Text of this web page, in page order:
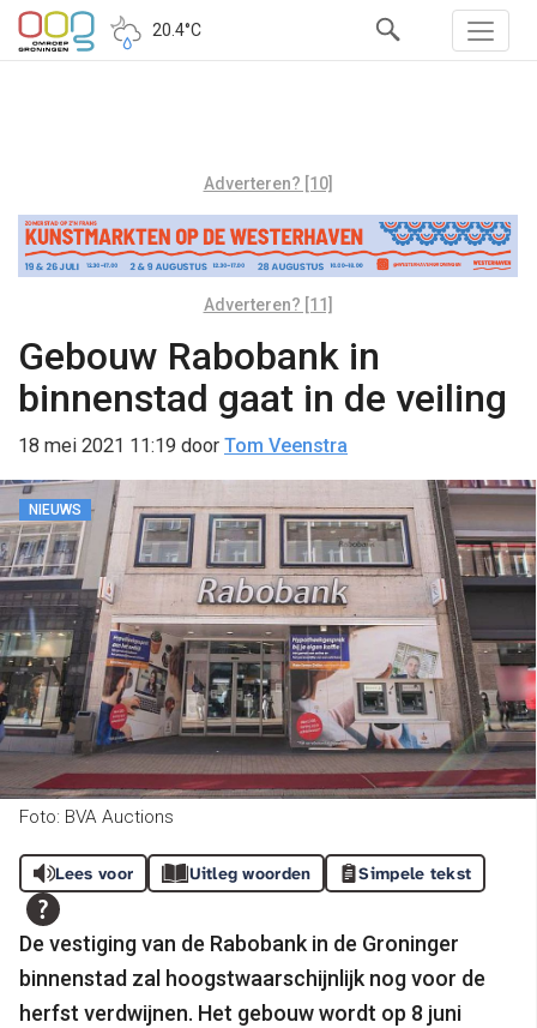
20.4°C
Adverteren? [10]
Adverteren? [11]
Gebouw Rabobank in
binnenstad gaat in de veiling
18 mei 2021 11:19 door Tom Veenstra
NIEUWS
Foto: BVA Auctions
Lees voor Uitleg woorden Simpele tekst
De vestiging van de Rabobank in de Groninger
binnenstad zal hoogstwaarschijnlijk nog voor de
herfst verdwijnen. Het gebouw wordt op 8 juni